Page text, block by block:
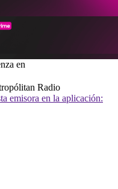
en
Radio
emisora en la aplicación: